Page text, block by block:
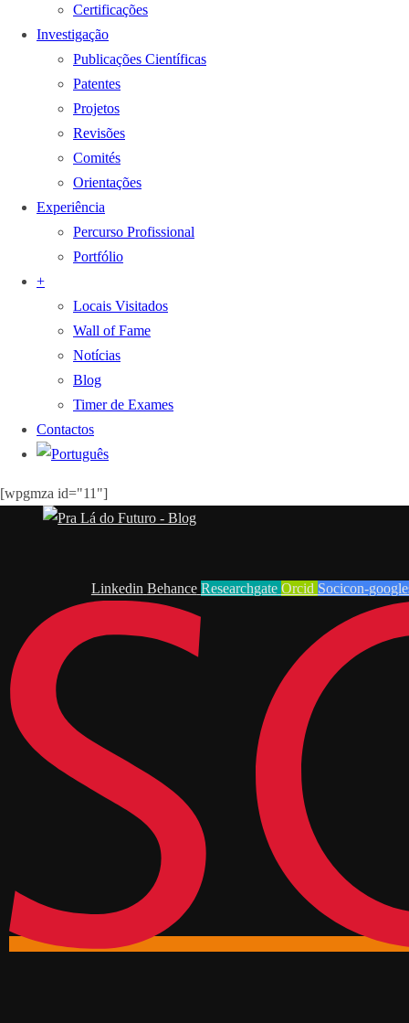
Certificações
Investigação
Publicações Científicas
Patentes
Projetos
Revisões
Comités
Orientações
Experiência
Percurso Profissional
Portfólio
+
Locais Visitados
Wall of Fame
Notícias
Blog
Timer de Exames
Contactos
[wpgmza id="11"]
Linkedin Behance Researchgate Orcid Socicon-